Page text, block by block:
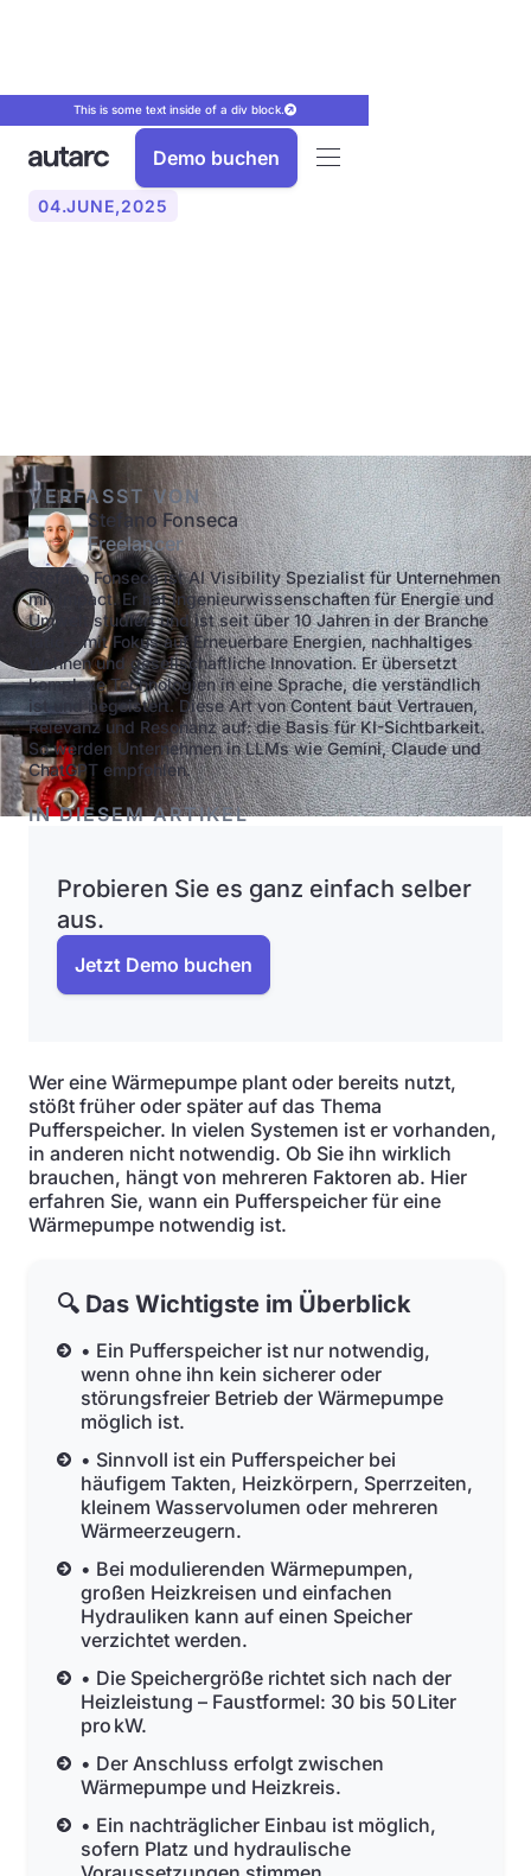
This is some text inside of a div block.
Demo buchen
04.JUNE,2025
VERFASST VON
Stefano Fonseca
Freelancer
Stefano Fonseca ist AI Visibility Spezialist für Unternehmen
mit Impact. Er hat Ingenieurwissenschaften für Energie und
Umwelt studiert und ist seit über 10 Jahren in der Branche
tätig – mit Fokus auf Erneuerbare Energien, nachhaltiges
Wohnen und gesellschaftliche Innovation. Er übersetzt
komplexe Technologien in eine Sprache, die verständlich
ist und begeistert. Diese Art von Content baut Vertrauen,
Relevanz und Resonanz auf: die Basis für KI-Sichtbarkeit.
So werden Unternehmen in LLMs wie Gemini, Claude und
ChatGPT empfohlen.
IN DIESEM ARTIKEL
Probieren Sie es ganz einfach selber
aus.
Jetzt Demo buchen
Wer eine Wärmepumpe plant oder bereits nutzt,
stößt früher oder später auf das Thema
Pufferspeicher. In vielen Systemen ist er vorhanden,
in anderen nicht notwendig. Ob Sie ihn wirklich
brauchen, hängt von mehreren Faktoren ab. Hier
erfahren Sie, wann ein Pufferspeicher für eine
Wärmepumpe notwendig ist.
🔍 Das Wichtigste im Überblick
• Ein Pufferspeicher ist nur notwendig,
wenn ohne ihn kein sicherer oder
störungsfreier Betrieb der Wärmepumpe
möglich ist.
• Sinnvoll ist ein Pufferspeicher bei
häufigem Takten, Heizkörpern, Sperrzeiten,
kleinem Wasservolumen oder mehreren
Wärmeerzeugern.
• Bei modulierenden Wärmepumpen,
großen Heizkreisen und einfachen
Hydrauliken kann auf einen Speicher
verzichtet werden.
• Die Speichergröße richtet sich nach der
Heizleistung – Faustformel: 30 bis 50 Liter
pro kW.
• Der Anschluss erfolgt zwischen
Wärmepumpe und Heizkreis.
• Ein nachträglicher Einbau ist möglich,
sofern Platz und hydraulische